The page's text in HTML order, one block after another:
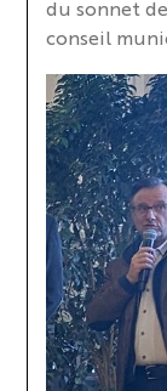
du sonnet de
conseil